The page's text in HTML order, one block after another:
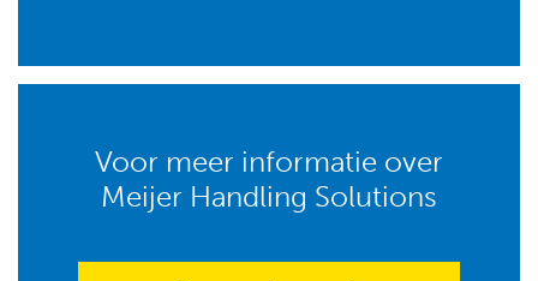
Voor meer informatie over
Meijer Handling Solutions